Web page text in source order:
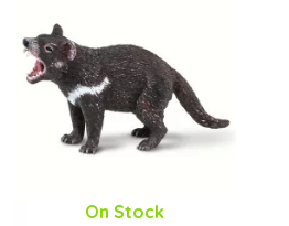
On Stock